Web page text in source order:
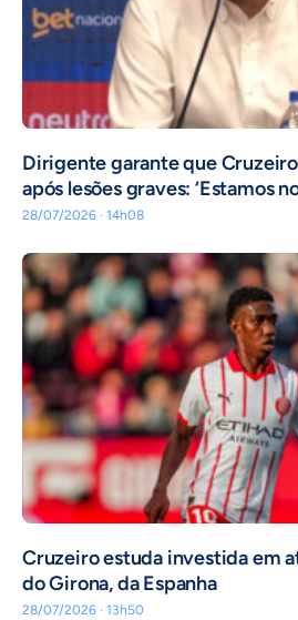
Dirigente garante que
após lesões graves: ‘Estamos
28/07/2026 · 14h08
Cruzeiro estuda investida em
do Girona, da Espanha
28/07/2026 · 13h50